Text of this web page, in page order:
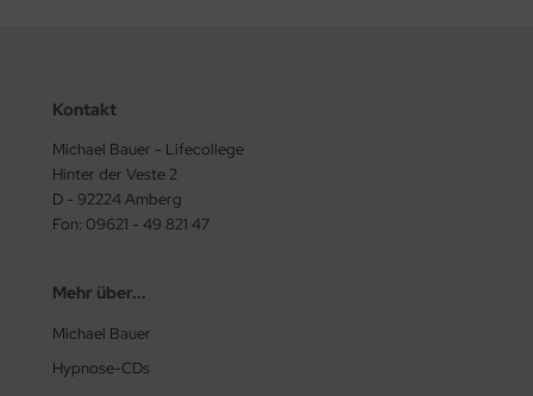
Kontakt
Michael Bauer - Lifecollege
Hinter der Veste 2
D - 92224 Amberg
Fon: 09621 - 49 821 47
Mehr über...
Michael Bauer
Hypnose-CDs